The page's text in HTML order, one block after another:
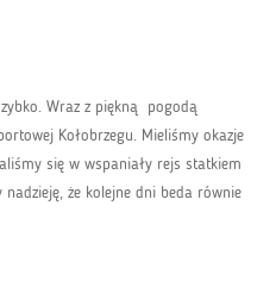
Wraz z piękną pogodą
Kołobrzegu. Mieliśmy okazje
się w wspaniały rejs statkiem
że kolejne dni beda równie